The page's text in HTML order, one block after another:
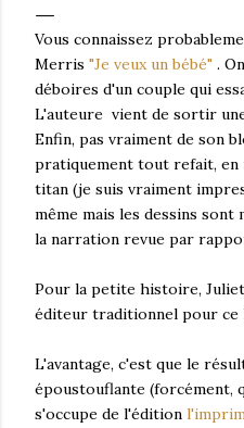
Vous connaissez
Merris "Je veux un bébé" .
déboires d'un couple qui
L'auteure vient de sortir
Enfin, pas vraiment de son
pratiquement tout refait, en
titan (je suis vraiment
même mais les dessins sont
la narration revue par
Pour la petite histoire,
éditeur traditionnel pour ce
L'avantage, c'est que le
époustouflante (forcément,
s'occupe de l'édition